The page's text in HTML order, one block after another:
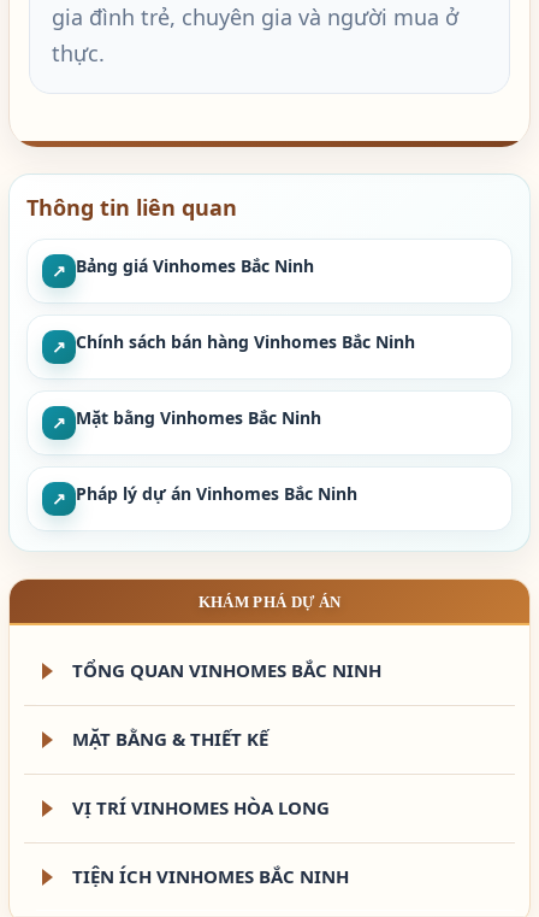
gia đình trẻ, chuyên gia và người mua ở
thực.
Thông tin liên quan
↗ Bảng giá Vinhomes Bắc Ninh
↗ Chính sách bán hàng Vinhomes Bắc Ninh
↗ Mặt bằng Vinhomes Bắc Ninh
↗ Pháp lý dự án Vinhomes Bắc Ninh
KHÁM PHÁ DỰ ÁN
TỔNG QUAN VINHOMES BẮC NINH
MẶT BẰNG & THIẾT KẾ
VỊ TRÍ VINHOMES HÒA LONG
TIỆN ÍCH VINHOMES BẮC NINH